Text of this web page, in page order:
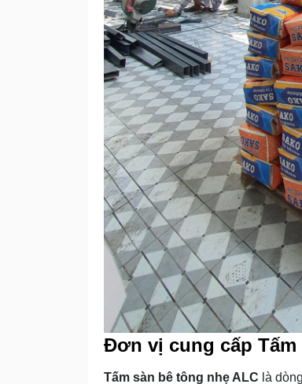
Đơn vị cung cấp Tấm
Tấm sàn bê tông nhẹ ALC là